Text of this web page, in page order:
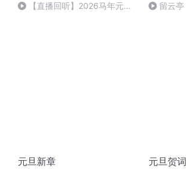
【直播回听】2026马年元旦
留云亭
元旦新章 元旦贺词